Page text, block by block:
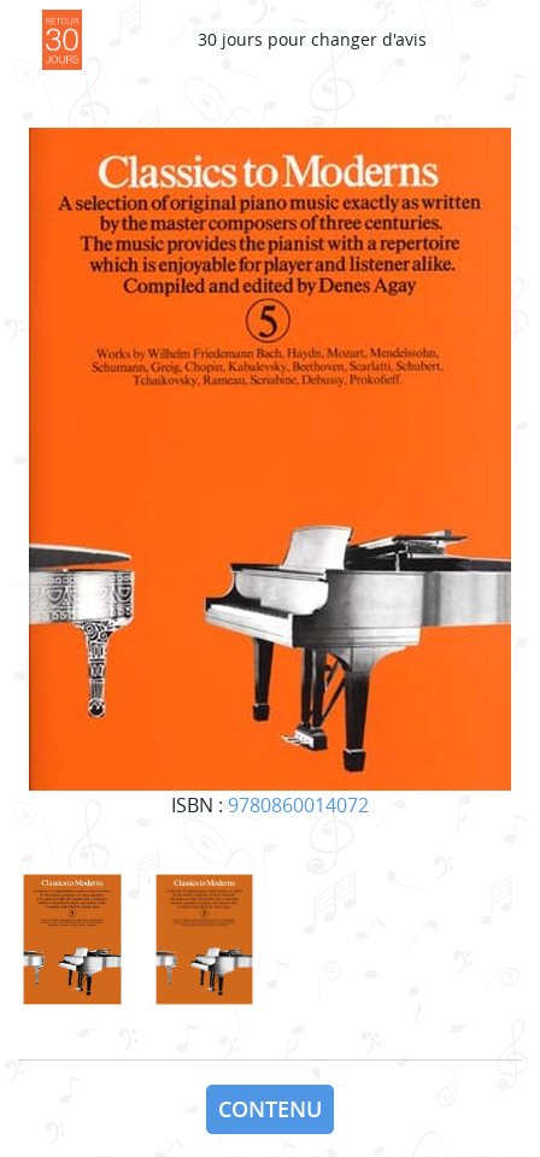
ISBN : 9780860014072
30 jours pour changer d'avis
CONTENU